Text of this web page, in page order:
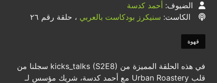
الضيوف: أحمد كدسة
الكاست: سنيكرز بودكاست بالعربي ، حلقة رقم ٢٦
قهوة
في هذه الحلقة المميزة من kicks_talks (S2E8) سجلنا من
قلب Urban Roastery مع أحمد كدسة، شريك مؤسس لـ